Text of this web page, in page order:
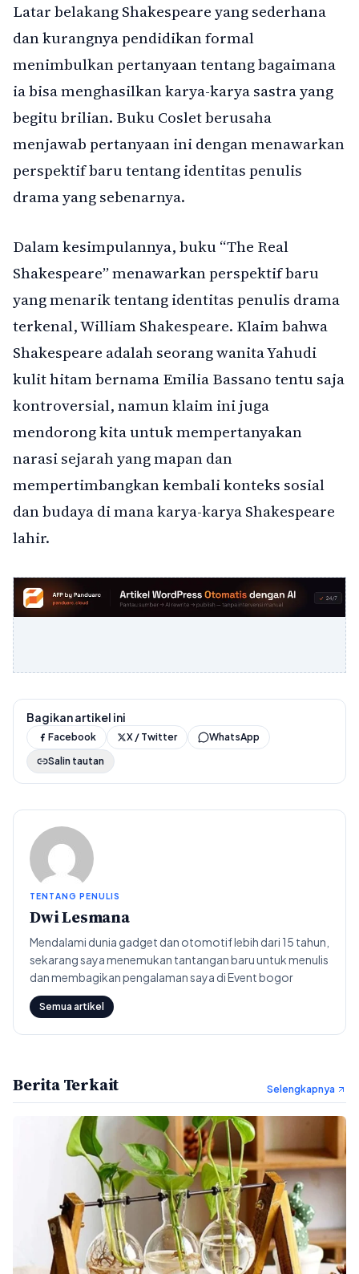
Latar belakang Shakespeare yang sederhana
dan kurangnya pendidikan formal
menimbulkan pertanyaan tentang bagaimana
ia bisa menghasilkan karya-karya sastra yang
begitu brilian. Buku Coslet berusaha
menjawab pertanyaan ini dengan menawarkan
perspektif baru tentang identitas penulis
drama yang sebenarnya.
Dalam kesimpulannya, buku “The Real
Shakespeare” menawarkan perspektif baru
yang menarik tentang identitas penulis drama
terkenal, William Shakespeare. Klaim bahwa
Shakespeare adalah seorang wanita Yahudi
kulit hitam bernama Emilia Bassano tentu saja
kontroversial, namun klaim ini juga
mendorong kita untuk mempertanyakan
narasi sejarah yang mapan dan
mempertimbangkan kembali konteks sosial
dan budaya di mana karya-karya Shakespeare
lahir.
Bagikan artikel ini
Facebook X / Twitter
WhatsApp
Salin tautan
TENTANG PENULIS
Dwi Lesmana
Mendalami dunia gadget dan otomotif lebih dari 15 tahun,
sekarang saya menemukan tantangan baru untuk menulis
dan membagikan pengalaman saya di Event bogor
Semua artikel
Berita Terkait Selengkapnya